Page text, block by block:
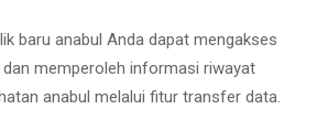
baru anabul Anda dapat mengakses
dan memperoleh informasi riwayat
anabul melalui fitur transfer data.